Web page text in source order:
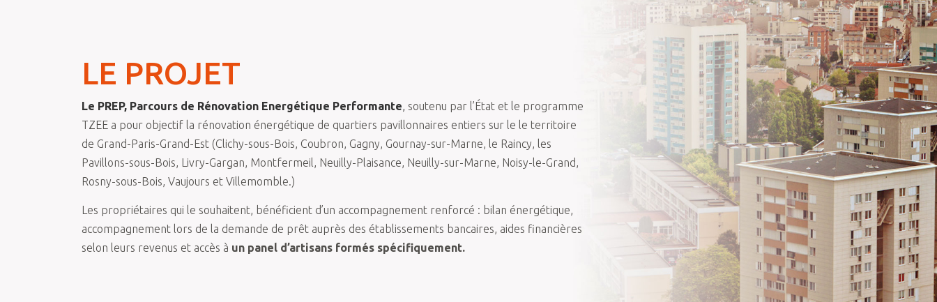
LE PROJET
Le PREP, Parcours de Rénovation Energétique Performante soutenu par l’État et le programme
TZEE a pour objectif la rénovation énergétique de quartiers pavillonnaires entiers sur le le territoire
de Grand-Paris-Grand-Est (Clichy-sous-Bois, Coubron, Gagny, Gournay-sur-Marne, le Raincy, les
Pavillons-sous-Bois, Livry-Gargan, Montfermeil, Neuilly-Plaisance, Neuilly-sur-Marne, Noisy-le-Grand,
Rosny-sous-Bois, Vaujours et Villemomble.)
Les propriétaires qui le souhaitent, bénéficient d’un accompagnement renforcé : bilan énergétique,
accompagnement lors de la demande de prêt auprès des établissements bancaires, aides financières
selon leurs revenus et accès à un panel d’artisans formés spécifiquement.